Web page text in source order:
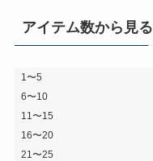
アイテム数から見る
1〜5
6〜10
11〜15
16〜20
21〜25